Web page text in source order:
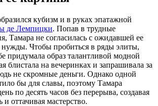
кубизм и в руках эпатажной
де Лемпицки. Попав в трудные
Тамара не согласилась с ожидавшей ее
Чтобы пробиться в ряды элиты,
придумала образ талантливой модной
блистала на вечеринках и запрашивала за
не скромные деньги. Однако одной
бы для славы, поэтому Тамара
по десять часов без перерыва, создавая
оттачивая мастерство.